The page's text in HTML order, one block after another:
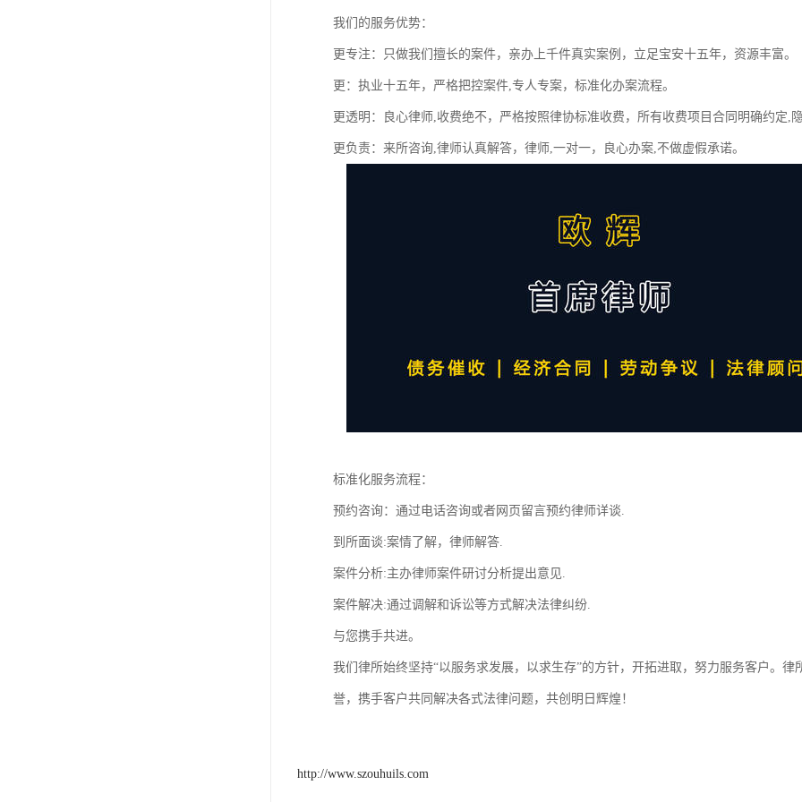
我们的服务优势：
更专注：只做我们擅长的案件，亲办上千件真实案例，立足宝安十五年，资源丰富。
更：执业十五年，严格把控案件,专人专案，标准化办案流程。
更透明：良心律师,收费绝不，严格按照律协标准收费，所有收费项目合同明确约定,
更负责：来所咨询,律师认真解答，律师,一对一，良心办案,不做虚假承诺。
标准化服务流程：
预约咨询：通过电话咨询或者网页留言预约律师详谈.
到所面谈:案情了解，律师解答.
案件分析:主办律师案件研讨分析提出意见.
案件解决:通过调解和诉讼等方式解决法律纠纷.
与您携手共进。
我们律所始终坚持“以服务求发展，以求生存”的方针，开拓进取，努力服务客户。
誉，携手客户共同解决各式法律问题，共创明日辉煌！
http://www.szouhuils.com